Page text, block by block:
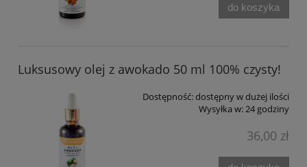
do koszyka
Luksusowy olej z awokado 50 ml 100% czysty!
Dostępność:dostępny w dużej ilości
Wysyłka w:24 godziny
36,00 zł